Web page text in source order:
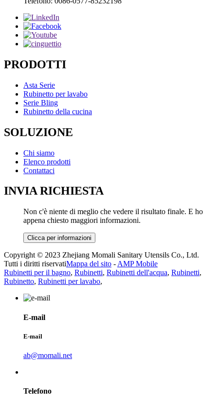
PRODOTTI
Asta Serie
Rubinetto per lavabo
Serie Bling
Rubinetto della cucina
SOLUZIONE
Chi siamo
Elenco prodotti
Contattaci
INVIA RICHIESTA
Non c'è niente di meglio che vedere il risultato finale. E ho
appena chiesto maggiori informazioni.
Clicca per informazioni
Copyright © 2023 Zhejiang Momali Sanitary Utensils Co., Ltd.
Tutti i diritti riservatiMappa del sito - AMP Mobile
Rubinetti per il bagno, Rubinetti, Rubinetti dell'acqua, Rubinetti,
Rubinetto, Rubinetti per lavabo,
E-mail
E-mail
ab@momali.net
Telefono